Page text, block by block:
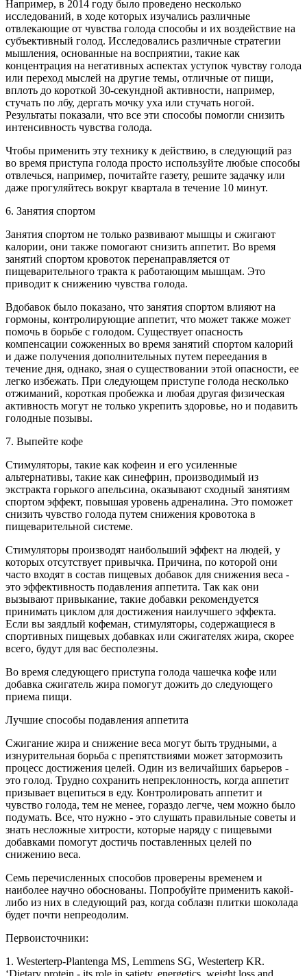
Например, в 2014 году было проведено несколько
исследований, в ходе которых изучались различные
отвлекающие от чувства голода способы и их воздействие на
субъективный голод. Исследовались различные стратегии
мышления, основанные на восприятии, такие как
концентрация на негативных аспектах уступок чувству голода
или переход мыслей на другие темы, отличные от пищи,
вплоть до короткой 30-секундной активности, например,
стучать по лбу, дергать мочку уха или стучать ногой.
Результаты показали, что все эти способы помогли снизить
интенсивность чувства голода.
Чтобы применить эту технику к действию, в следующий раз
во время приступа голода просто используйте любые способы
отвлечься, например, почитайте газету, решите задачку или
даже прогуляйтесь вокруг квартала в течение 10 минут.
6. Занятия спортом
Занятия спортом не только развивают мышцы и сжигают
калории, они также помогают снизить аппетит. Во время
занятий спортом кровоток перенаправляется от
пищеварительного тракта к работающим мышцам. Это
приводит к снижению чувства голода.
Вдобавок было показано, что занятия спортом влияют на
гормоны, контролирующие аппетит, что может также может
помочь в борьбе с голодом. Существует опасность
компенсации сожженных во время занятий спортом калорий
и даже получения дополнительных путем переедания в
течение дня, однако, зная о существовании этой опасности, ее
легко избежать. При следующем приступе голода несколько
отжиманий, короткая пробежка и любая другая физическая
активность могут не только укрепить здоровье, но и подавить
голодные позывы.
7. Выпейте кофе
Стимуляторы, такие как кофеин и его усиленные
альтернативы, такие как синефрин, производимый из
экстракта горького апельсина, оказывают сходный занятиям
спортом эффект, повышая уровень адреналина. Это поможет
снизить чувство голода путем снижения кровотока в
пищеварительной системе.
Стимуляторы производят наибольший эффект на людей, у
которых отсутствует привычка. Причина, по которой они
часто входят в состав пищевых добавок для снижения веса -
это эффективность подавления аппетита. Так как они
вызывают привыкание, такие добавки рекомендуется
принимать циклом для достижения наилучшего эффекта.
Если вы заядлый кофеман, стимуляторы, содержащиеся в
спортивных пищевых добавках или сжигателях жира, скорее
всего, будут для вас бесполезны.
Во время следующего приступа голода чашечка кофе или
добавка сжигатель жира помогут дожить до следующего
приема пищи.
Лучшие способы подавления аппетита
Сжигание жира и снижение веса могут быть трудными, а
изнурительная борьба с препятствиями может затормозить
процесс достижения целей. Один из величайших барьеров -
это голод. Трудно сохранить непреклонность, когда аппетит
призывает вцепиться в еду. Контролировать аппетит и
чувство голода, тем не менее, гораздо легче, чем можно было
подумать. Все, что нужно - это слушать правильные советы и
знать несложные хитрости, которые наряду с пищевыми
добавками помогут достичь поставленных целей по
снижению веса.
Семь перечисленных способов проверены временем и
наиболее научно обоснованы. Попробуйте применить какой-
либо из них в следующий раз, когда соблазн плитки шоколада
будет почти непреодолим.
Первоисточники:
1. Westerterp-Plantenga MS, Lemmens SG, Westerterp KR.
‘Dietary protein - its role in satiety, energetics, weight loss and